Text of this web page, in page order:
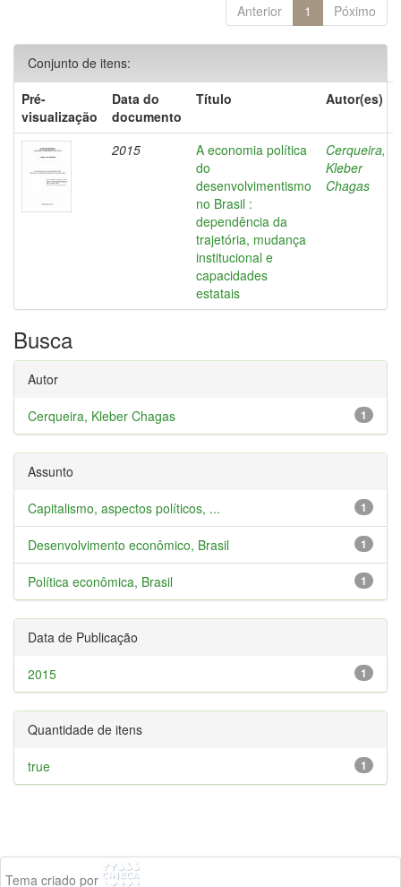
Anterior 1 Póximo
Conjunto de itens:
Pré-
visualização
Data do
documento
Título Autor(es)
2015
A economia política
do
desenvolvimentismo
no Brasil :
dependência da
trajetória, mudança
institucional e
capacidades
estatais
Cerqueira,
Kleber
Chagas
Busca
Autor
1
Cerqueira, Kleber Chagas
Assunto
1
Capitalismo, aspectos políticos, ...
1
Desenvolvimento econômico, Brasil
1
Política econômica, Brasil
Data de Publicação
1
2015
Quantidade de itens
1
true
Tema criado por